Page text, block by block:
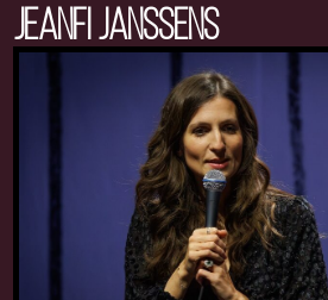
JEANFI JANSSENS